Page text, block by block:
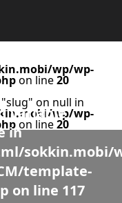
wp/wp-
on line20
on null in
wp/wp-
on line20
variable
in
sokkin.mobi/
template-
on line 117